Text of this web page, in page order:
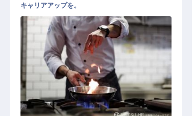
調理
キャリアアップを。